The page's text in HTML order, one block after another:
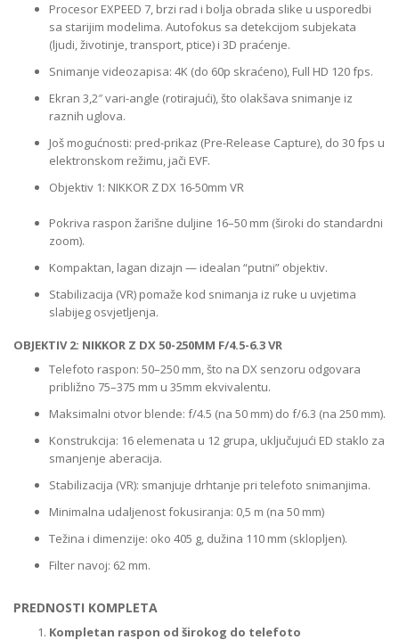
Procesor EXPEED 7, brzi rad i bolja obrada slike u usporedbi
sa starijim modelima. Autofokus sa detekcijom subjekata
(ljudi, životinje, transport, ptice) i 3D praćenje.
Snimanje videozapisa: 4K (do 60p skraćeno), Full HD 120 fps.
Ekran 3,2″ vari-angle (rotirajući), što olakšava snimanje iz
raznih uglova.
Još mogućnosti: pred-prikaz (Pre-Release Capture), do 30 fps u
elektronskom režimu, jači EVF.
Objektiv 1: NIKKOR Z DX 16-50mm VR
Pokriva raspon žarišne duljine 16–50 mm (široki do standardni
zoom).
Kompaktan, lagan dizajn — idealan “putni” objektiv.
Stabilizacija (VR) pomaže kod snimanja iz ruke u uvjetima
slabijeg osvjetljenja.
OBJEKTIV 2: NIKKOR Z DX 50-250MM F/4.5-6.3 VR
Telefoto raspon: 50–250 mm, što na DX senzoru odgovara
približno 75–375 mm u 35mm ekvivalentu.
Maksimalni otvor blende: f/4.5 (na 50 mm) do f/6.3 (na 250 mm).
Konstrukcija: 16 elemenata u 12 grupa, uključujući ED staklo za
smanjenje aberacija.
Stabilizacija (VR): smanjuje drhtanje pri telefoto snimanjima.
Minimalna udaljenost fokusiranja: 0,5 m (na 50 mm)
Težina i dimenzije: oko 405 g, dužina 110 mm (sklopljen).
Filter navoj: 62 mm.
PREDNOSTI KOMPLETA
Kompletan raspon od širokog do telefoto